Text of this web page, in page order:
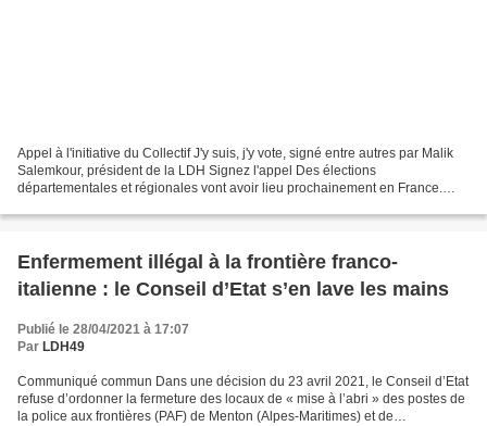
Appel à l'initiative du Collectif J'y suis, j'y vote, signé entre autres par Malik
Salemkour, président de la LDH Signez l'appel Des élections
départementales et régionales vont avoir lieu prochainement en France.
Enfermement illégal à la frontière franco-
italienne : le Conseil d’Etat s’en lave les mains
Publié le 28/04/2021 à 17:07
Par LDH49
Communiqué commun Dans une décision du 23 avril 2021, le Conseil d’Etat
refuse d’ordonner la fermeture des locaux de « mise à l’abri » des postes de
la police aux frontières (PAF) de Menton (Alpes-Maritimes) et de